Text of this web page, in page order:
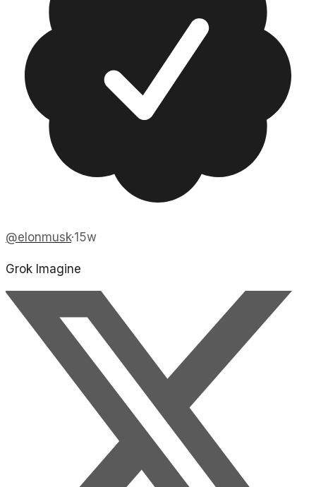
@elonmusk·15w
Grok Imagine